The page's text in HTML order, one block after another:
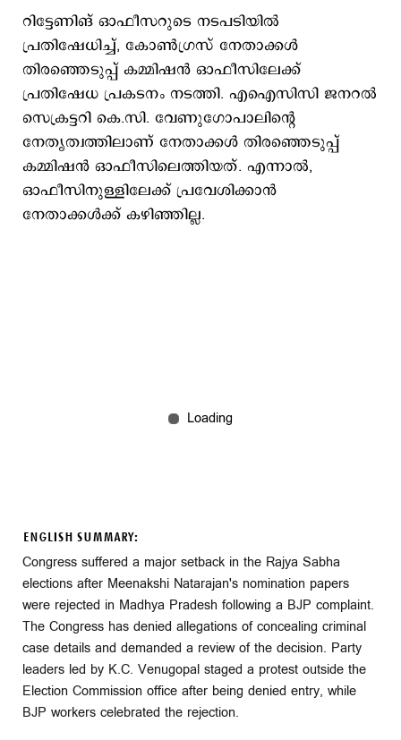
റിട്ടേണിങ് ഓഫീസറുടെ നടപടിയിൽ
പ്രതിഷേധിച്ച്, കോൺഗ്രസ് നേതാക്കൾ
തിരഞ്ഞെടുപ്പ് കമ്മിഷൻ ഓഫീസിലേക്ക്
പ്രതിഷേധ പ്രകടനം നടത്തി. എഐസിസി ജനറൽ
സെക്രട്ടറി കെ.സി. വേണുഗോപാലിന്റെ
നേതൃത്വത്തിലാണ് നേതാക്കൾ തിരഞ്ഞെടുപ്പ്
കമ്മിഷൻ ഓഫീസിലെത്തിയത്. എന്നാൽ,
ഓഫീസിനുള്ളിലേക്ക് പ്രവേശിക്കാൻ
നേതാക്കൾക്ക് കഴിഞ്ഞില്ല.
ENGLISH SUMMARY:
Congress suffered a major setback in the Rajya Sabha
elections after Meenakshi Natarajan's nomination papers
were rejected in Madhya Pradesh following a BJP complaint.
The Congress has denied allegations of concealing criminal
case details and demanded a review of the decision. Party
leaders led by K.C. Venugopal staged a protest outside the
Election Commission office after being denied entry, while
BJP workers celebrated the rejection.